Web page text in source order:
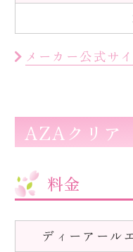
メーカー公式サ
AZAクリア
料金
ディーアール